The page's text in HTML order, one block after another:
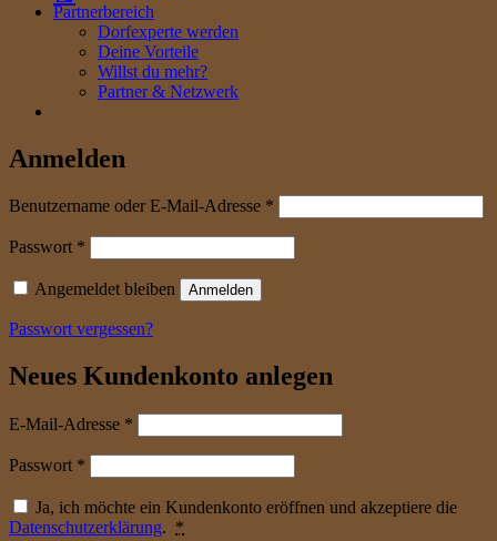
Partnerbereich
Dorfexperte werden
Deine Vorteile
Willst du mehr?
Partner & Netzwerk
Anmelden
Benutzername oder E-Mail-Adresse *
Passwort *
Angemeldet bleiben Anmelden
Passwort vergessen?
Neues Kundenkonto anlegen
E-Mail-Adresse *
Passwort *
Ja, ich möchte ein Kundenkonto eröffnen und akzeptiere die
Datenschutzerklärung. *